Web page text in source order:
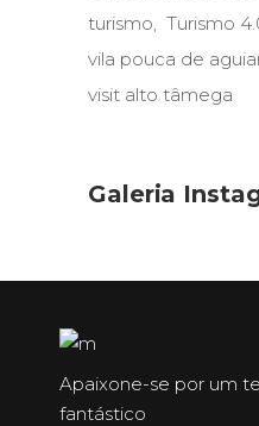
turismo
Turismo
vila pouca de
visit alto tâmega
Galeria
Apaixone-se por um
fantástico